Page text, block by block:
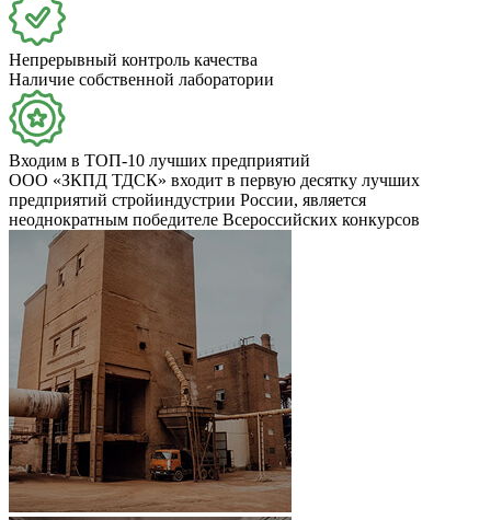
Непрерывный контроль качества
Наличие собственной лаборатории
Входим в ТОП-10 лучших предприятий
ООО «ЗКПД ТДСК» входит в первую десятку лучших
предприятий стройиндустрии России, является
неоднократным победителе Всероссийских конкурсов